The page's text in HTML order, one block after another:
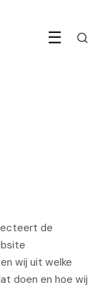
☰
de
wij uit welke
doen en hoe wij